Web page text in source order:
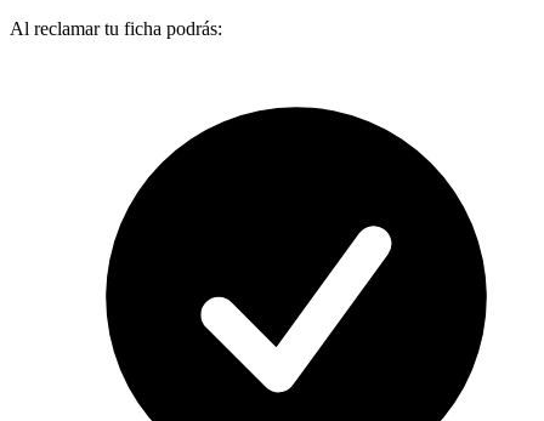
Al reclamar tu ficha podrás: